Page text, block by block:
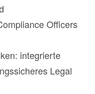
Officers
integrierte
Legal